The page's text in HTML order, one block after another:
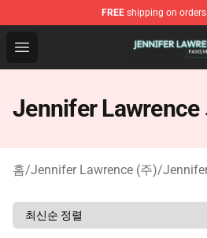
FREE shipping on
Open menu
Jennifer Lawrence Shop -
Jennifer Lawrence
홈/Jennifer Lawrence (주)/